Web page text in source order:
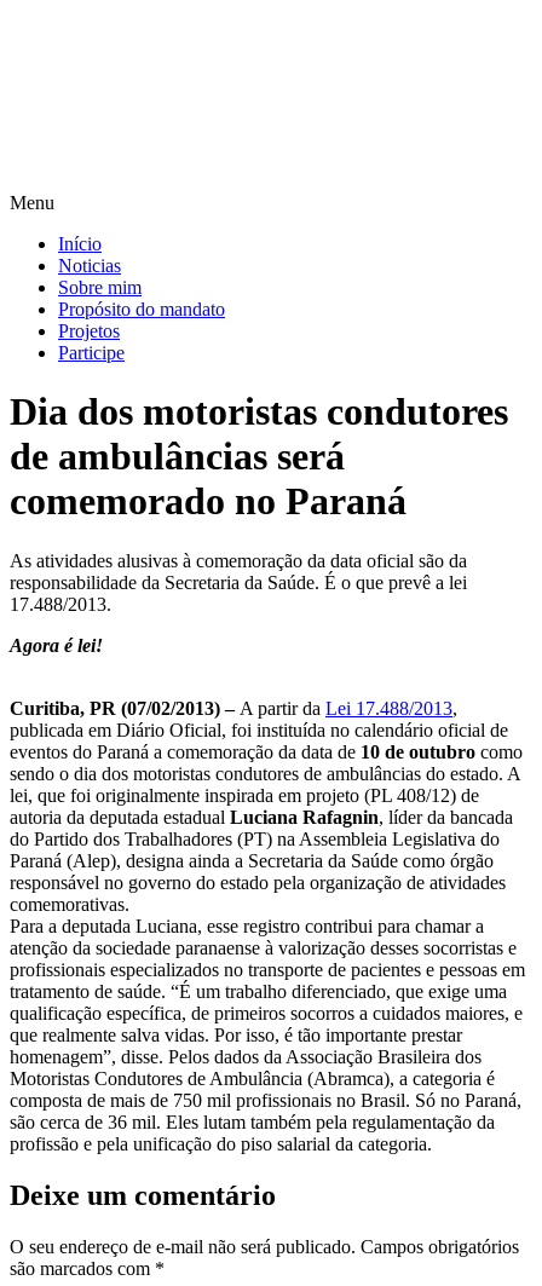
Menu
Início
Noticias
Sobre mim
Propósito do mandato
Projetos
Participe
Dia dos motoristas condutores
de ambulâncias será
comemorado no Paraná
As atividades alusivas à comemoração da data oficial são da
responsabilidade da Secretaria da Saúde. É o que prevê a lei
17.488/2013.
Agora é lei!
Curitiba, PR (07/02/2013) – A partir da Lei 17.488/2013,
publicada em Diário Oficial, foi instituída no calendário oficial de
eventos do Paraná a comemoração da data de 10 de outubro como
sendo o dia dos motoristas condutores de ambulâncias do estado. A
lei, que foi originalmente inspirada em projeto (PL 408/12) de
autoria da deputada estadual Luciana Rafagnin, líder da bancada
do Partido dos Trabalhadores (PT) na Assembleia Legislativa do
Paraná (Alep), designa ainda a Secretaria da Saúde como órgão
responsável no governo do estado pela organização de atividades
comemorativas.
Para a deputada Luciana, esse registro contribui para chamar a
atenção da sociedade paranaense à valorização desses socorristas e
profissionais especializados no transporte de pacientes e pessoas em
tratamento de saúde. “É um trabalho diferenciado, que exige uma
qualificação específica, de primeiros socorros a cuidados maiores, e
que realmente salva vidas. Por isso, é tão importante prestar
homenagem”, disse. Pelos dados da Associação Brasileira dos
Motoristas Condutores de Ambulância (Abramca), a categoria é
composta de mais de 750 mil profissionais no Brasil. Só no Paraná,
são cerca de 36 mil. Eles lutam também pela regulamentação da
profissão e pela unificação do piso salarial da categoria.
Deixe um comentário
O seu endereço de e-mail não será publicado. Campos obrigatórios
são marcados com *